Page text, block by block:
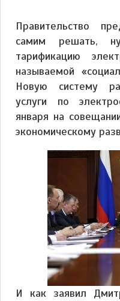
Правительство
самим решать,
тарификацию
называемой
Новую систему
услуги по
января на
экономическому
И как заявил